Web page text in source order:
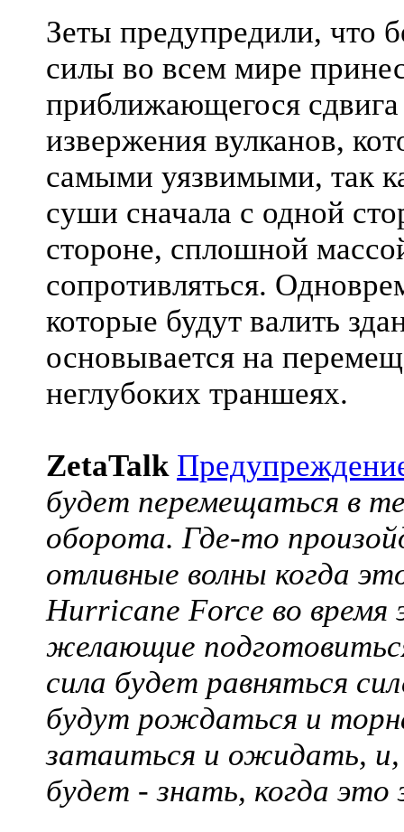
Зеты предупредили, что
силы во всем мире
приближающегося
извержения вулканов,
самыми уязвимыми, так
суши сначала с одной
стороне, сплошной
сопротивляться.
которые будут валить
основывается на
неглубоких траншеях.
ZetaTalk
будет перемещаться в
оборота. Где-то
отливные волны когда
Hurricane Force во время
желающие
сила будет равняться
будут рождаться и
затаиться и ожидать,
будет - знать, когда это